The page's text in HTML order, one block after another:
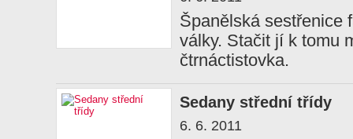
Španělská sestřenice
války. Stačit jí k tomu
čtrnáctistovka.
Sedany střední třídy
6. 6. 2011